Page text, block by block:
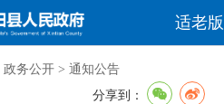
适老版
政务公开 > 通知公告
分享到：